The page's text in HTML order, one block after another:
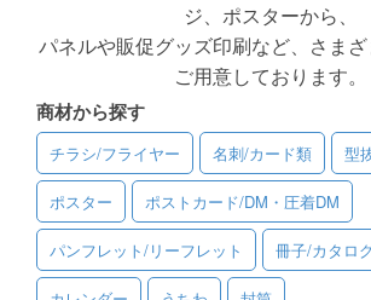
フルデザイン
データ修正
写真からイラスト作成
デザイン制作例
ご利用料金
ご利用ガイド
ジ、ポスターから、
パネルや販促グッズ印刷など、さま
ご用意しております。
商材から探す
チラシ/フライヤー 名刺/カード類 型
ポスター ポストカード/DM・圧着DM
パンフレット/リーフレット 冊子/カタロ